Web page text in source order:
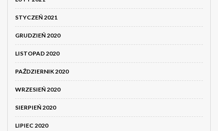
STYCZEŃ 2021
GRUDZIEŃ 2020
LISTOPAD 2020
PAŹDZIERNIK 2020
WRZESIEŃ 2020
SIERPIEŃ 2020
LIPIEC 2020